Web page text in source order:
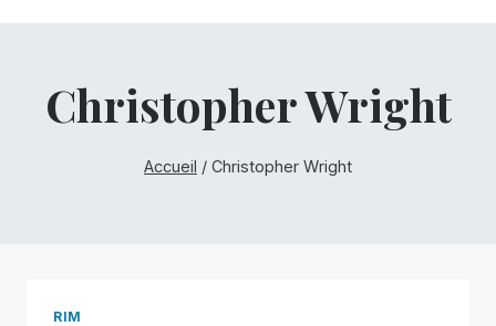
Christopher Wright
Accueil / Christopher Wright
RIM